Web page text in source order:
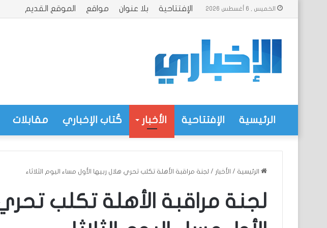
الخميس , 6 أغسطس 2026 الإفتتاحية بلا عنوان مواقع الموقع القديم
الرئيسية الإفتتاحية الأخبار كُتاب الإخباري مقابلات
الرئيسية / الأخبار / لجنة مراقبة الأهلة تكلب تحري هلال ربيها الأول مساء اليوم الثلاثاء
لجنة مراقبة الأهلة تكلب